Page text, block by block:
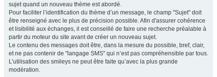
sujet quand un nouveau thème est abordé.
Pour faciliter l’identification du thème d’un message, le champ "Sujet" doit
être renseigné avec le plus de précision possible. Afin d'assurer cohérence
et lisibilité aux échanges, il est conseillé de faire une recherche préalable à
partir du moteur du site avant de créer un nouveau sujet.
Le contenu des messages doit être, dans la mesure du possible, bref, clair,
et ne pas contenir de "langage SMS" qui n’est pas compréhensible par tous.
L’utilisation des smileys ne peut être faite qu’avec la plus grande
modération.